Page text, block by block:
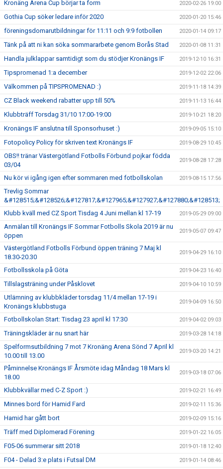
Kronäng Arena Cup börjar ta form 2020-02-26 19:00
Gothia Cup söker ledare inför 2020 2020-01-20 15:46
föreningsdomarutbildningar för 11:11 och 9:9 fotbollen 2020-01-14 09:17
Tänk på att ni kan söka sommararbete genom Borås Stad 2020-01-08 11:31
Handla julklappar samtidigt som du stödjer Kronängs IF 2019-12-10 16:31
Tipspromenad 1:a december 2019-12-02 22:06
Välkommen på TIPSPROMENAD :) 2019-11-18 14:39
CZ Black weekend rabatter upp till 50% 2019-11-13 16:44
Klubbträff Torsdag 31/10 17:00-19:00 2019-10-21 18:20
Kronängs IF anslutna till Sponsorhuset :) 2019-09-05 15:10
Fotopolicy Policy för skriven text Kronängs IF 2019-08-29 10:45
OBS!! tränar Västergötland Fotbolls Förbund pojkar födda
03/04
2019-08-28 17:28
Nu kör vi igång igen efter sommaren med fotbollskolan 2019-08-15 17:56
Trevlig Sommar
&#128515;&#128526;&#127817;&#127965;&#127927;&#127880;&#128513;
Klubb kväll med CZ Sport Tisdag 4 Juni mellan kl 17-19
2019-05-29 09:00
Anmälan till Kronängs IF Sommar Fotbolls Skola 2019 är nu
öppen
2019-05-07 09:47
Västergötland Fotbolls Förbund öppen träning 7 Maj kl
18.30-20.30
2019-04-29 16:10
Fotbollsskola på Göta 2019-04-23 16:40
Tillslagsträning under Påsklovet 2019-04-10 10:59
Utlämning av klubbkläder torsdag 11/4 mellan 17-19 i
Kronängs klubbstuga
2019-04-09 16:50
Fotbollskolan Start: Tisdag 23 april kl 17:30 2019-04-02 09:03
Träningskläder är nu snart här 2019-03-28 14:18
Spelformsutbildning 7 mot 7 Kronäng Arena Sönd 7 April kl
10.00 till 13.00
2019-03-20 14:21
Påminnelse Kronängs IF Årsmöte idag Måndag 18 Mars kl
18.00
2019-03-18 07:06
Klubbkvällar med C-Z Sport :) 2019-02-21 16:49
Minnes bord för Hamid Fard 2019-02-11 15:36
Hamid har gått bort 2019-02-09 15:16
Träff med Diplomerad Förening 2019-01-22 16:05
F05-06 summerar sitt 2018 2019-01-18 12:40
F04 - Delad 3:e plats i Futsal DM 2019-01-14 08:46